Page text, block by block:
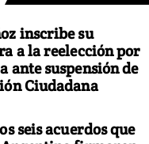
inscribe su
a la reelección por
ante suspensión de
Ciudadana
seis acuerdos que